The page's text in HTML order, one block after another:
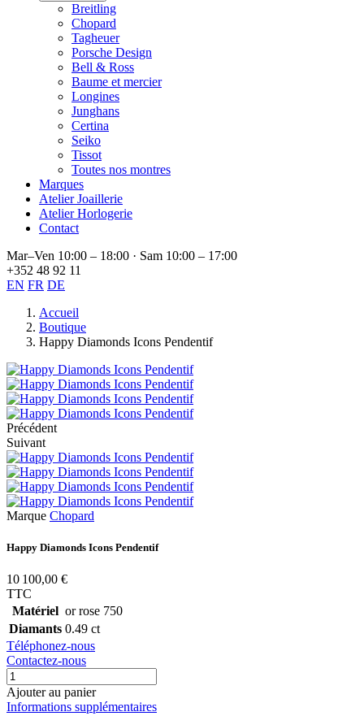
Breitling
Chopard
Tagheuer
Porsche Design
Bell & Ross
Baume et mercier
Longines
Junghans
Certina
Seiko
Tissot
Toutes nos montres
Marques
Atelier Joaillerie
Atelier Horlogerie
Contact
Mar–Ven 10:00 – 18:00 · Sam 10:00 – 17:00
+352 48 92 11
EN FR DE
Accueil
Boutique
Happy Diamonds Icons Pendentif
Précédent
Suivant
Marque Chopard
Happy Diamonds Icons Pendentif
10 100,00 €
TTC
Matériel or rose 750
Diamants 0.49 ct
Téléphonez-nous
Contactez-nous
Ajouter au panier
Informations supplémentaires